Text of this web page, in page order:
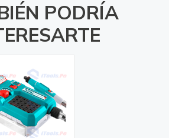
PODRÍA